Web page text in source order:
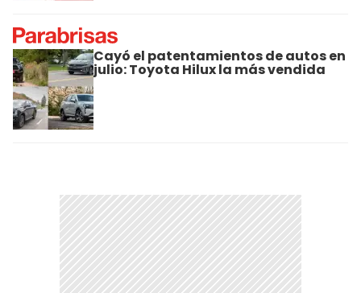
Cayó el patentamientos de autos en
julio: Toyota Hilux la más vendida